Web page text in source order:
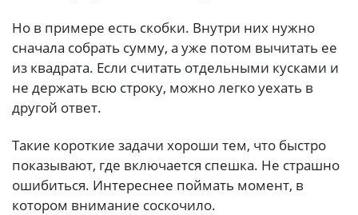
Но в примере есть скобки. Внутри них нужно
сначала собрать сумму, а уже потом вычитать ее
из квадрата. Если считать отдельными кусками и
не держать всю строку, можно легко уехать в
другой ответ.
Такие короткие задачи хороши тем, что быстро
показывают, где включается спешка. Не страшно
ошибиться. Интереснее поймать момент, в
котором внимание соскочило.